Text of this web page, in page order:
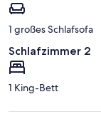
1 großes Schlafsofa
Schlafzimmer 2
1 King-Bett